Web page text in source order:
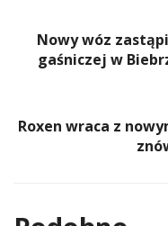
Nowy wóz
gaśniczej w
Roxen wraca z